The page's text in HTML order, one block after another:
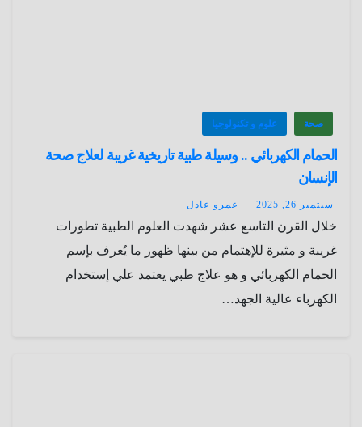
صحة علوم و تكنولوجيا
الحمام الكهربائي .. وسيلة طبية تاريخية غريبة لعلاج صحة
الإنسان
سبتمبر 26, 2025 عمرو عادل
خلال القرن التاسع عشر شهدت العلوم الطبية تطورات
غريبة و مثيرة للإهتمام من بينها ظهور ما يُعرف بإسم
الحمام الكهربائي و هو علاج طبي يعتمد علي إستخدام
الكهرباء عالية الجهد…